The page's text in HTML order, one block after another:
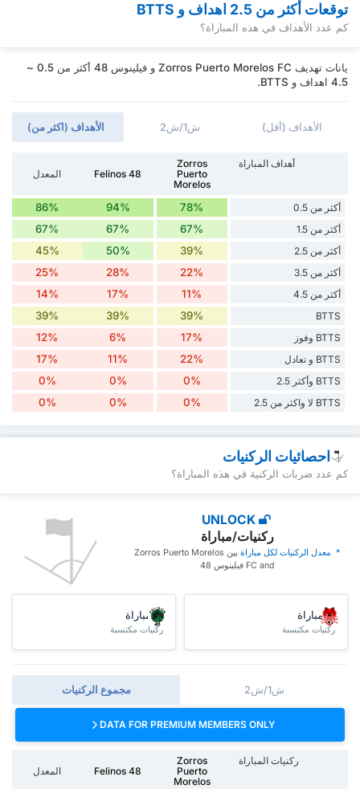
توقعات أكثر من 2.5 اهداف و BTTS
كم عدد الأهداف في هذه المباراة؟
يانات تهديف Zorros Puerto Morelos FC و فيلينوس 48 أكثر من 0.5 ~
4.5 اهداف و BTTS.
الأهداف (اكثر من) ش1/ش2 الأهداف (أقل)
أهداف المباراة
Zorros
Puerto
Morelos
Felinos 48 المعدل
أكثر من 0.5 78%
94%
86%
أكثر من 1.5 67%
67%
67%
أكثر من 2.5 39%
50%
45%
أكثر من 3.5 22%
28%
25%
أكثر من 4.5 11%
17%
14%
BTTS
39%
39%
39%
BTTS وفوز 17%
6%
12%
BTTS و تعادل 22%
11%
17%
BTTS وأكثر 2.5 0%
0%
0%
BTTS لا واكثر من 2.5 0%
0%
0%
احصائيات الركنيات
كم عدد ضربات الركنية في هذه المباراة؟
UNLOCK
ركنيات/مباراة
* ‏ ‏معدل الركنيات لكل مباراة
‏بين Zorros Puerto Morelos
FC and فيلينوس 48
/مباراة
ركنيات مكتسبة
/مباراة
ركنيات مكتسبة
مجموع الركنيات ش1/ش2
DATA FOR PREMIUM MEMBERS ONLY
ركنيات المباراة
Zorros
Puerto
Morelos
Felinos 48 المعدل